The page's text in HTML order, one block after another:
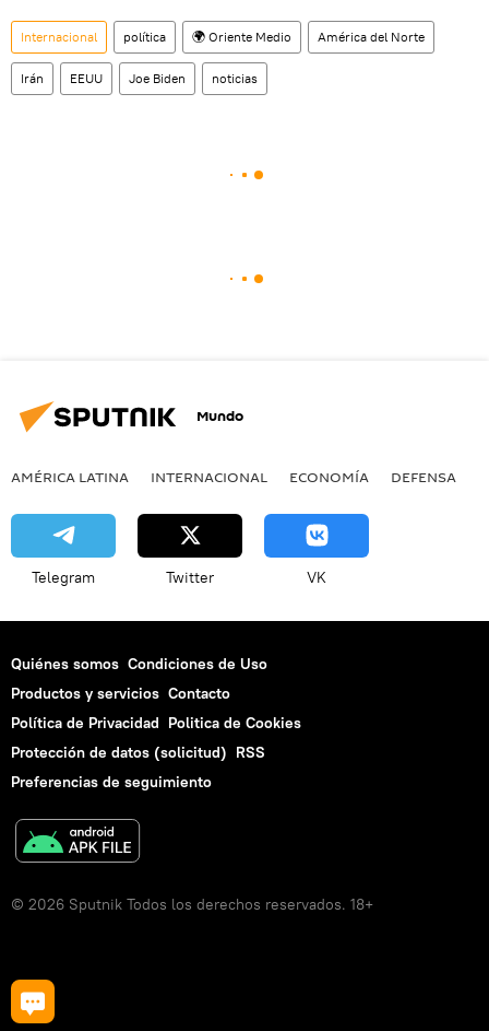
Internacional política 🌍 Oriente Medio América del Norte
Irán EEUU Joe Biden noticias
Mundo
AMÉRICA LATINA INTERNACIONAL ECONOMÍA DEFENSA
Telegram Twitter VK
Quiénes somos Condiciones de Uso
Productos y servicios Contacto
Política de Privacidad Politica de Cookies
Protección de datos (solicitud) RSS
Preferencias de seguimiento
© 2026 Sputnik Todos los derechos reservados. 18+